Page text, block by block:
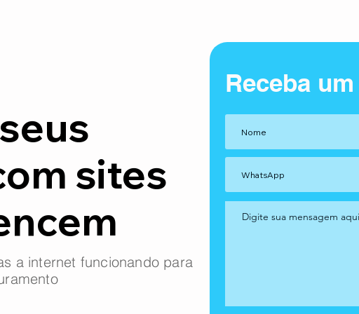
seus
sites
a internet funcionando para
Receba